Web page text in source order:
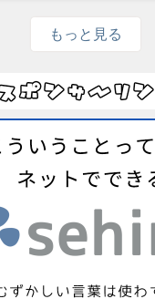
もっと見る